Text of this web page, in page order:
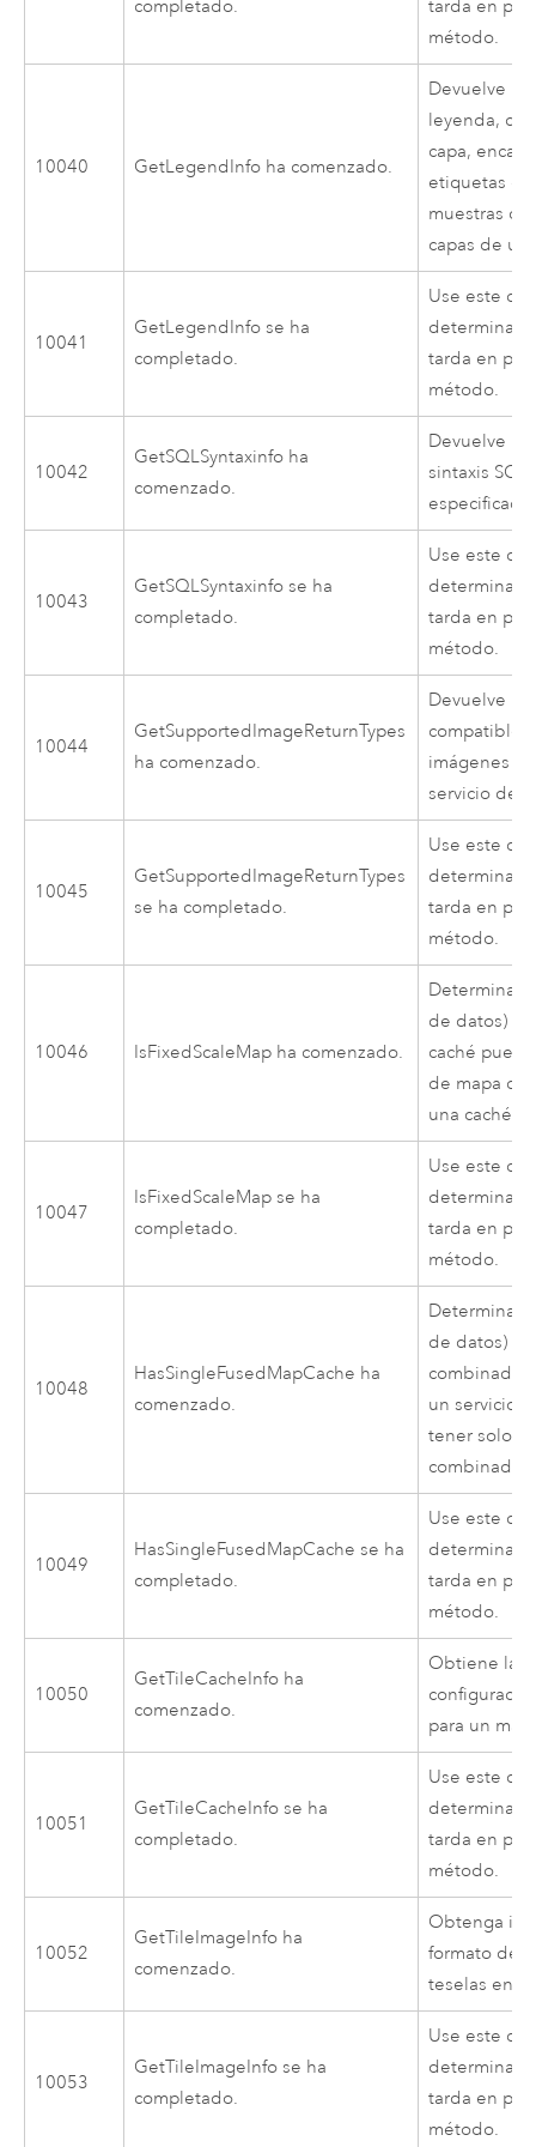
completado.
tarda en
método.
10040 GetLegendInfo ha comenzado.
Devuelve la
leyenda,
capa,
etiquetas
muestras
capas de un
10041
GetLegendInfo se ha
completado.
Use este
determinar
tarda en
método.
10042
GetSQLSyntaxinfo ha
comenzado.
Devuelve
sintaxis SQL
especificada.
10043
GetSQLSyntaxinfo se ha
completado.
Use este
determinar
tarda en
método.
10044
GetSupportedImageReturnTypes
ha comenzado.
Devuelve
compatibles
imágenes
servicio de
10045
GetSupportedImageReturnTypes
se ha completado.
Use este
determinar
tarda en
método.
10046 IsFixedScaleMap ha comenzado.
Determina
de datos)
caché
de mapa
una caché
10047
IsFixedScaleMap se ha
completado.
Use este
determinar
tarda en
método.
10048
HasSingleFusedMapCache ha
comenzado.
Determina
de datos)
combinada.
un servicio
tener solo
combinada.
10049
HasSingleFusedMapCache se ha
completado.
Use este
determinar
tarda en
método.
10050
GetTileCacheInfo ha
comenzado.
Obtiene las
para un
10051
GetTileCacheInfo se ha
completado.
Use este
determinar
tarda en
método.
10052
GetTileImageInfo ha
comenzado.
Obtenga
formato de
teselas en
10053
GetTileImageInfo se ha
completado.
Use este
determinar
tarda en
método.